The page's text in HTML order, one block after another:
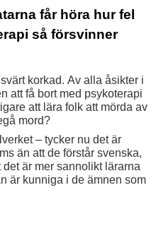
får höra hur fel
så försvinner
korkad. Av alla åsikter i
att få bort med psykoterapi
att lära folk att mörda av
mord?
– tycker nu det är
än att de förstår svenska,
är mer sannolikt lärarna
är kunniga i de ämnen som